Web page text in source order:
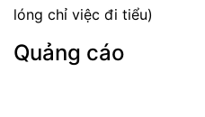
lóng chỉ việc đi tiểu)
Quảng cáo